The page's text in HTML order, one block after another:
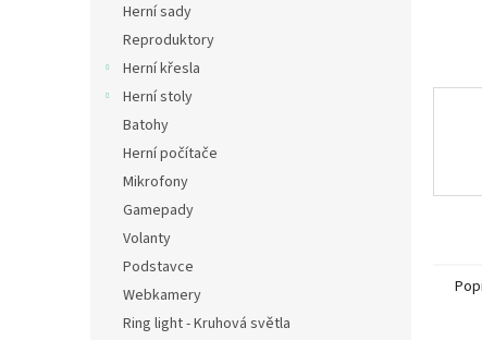
Herní sady
Reproduktory
Herní křesla
Herní stoly
Batohy
Herní počítače
Mikrofony
Gamepady
Volanty
Podstavce
Webkamery
Ring light - Kruhová světla